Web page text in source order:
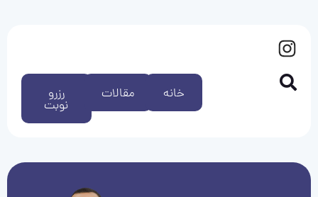
رزرو
نوبت
مقالات خانه